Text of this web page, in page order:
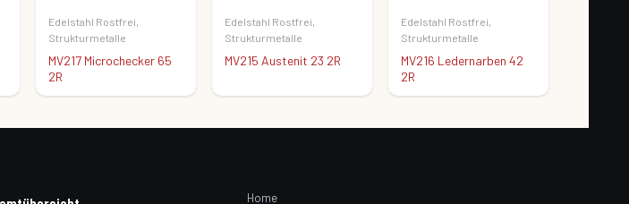
Edelstahl Rostfrei,
Strukturmetalle
MV217 Microchecker 65
2R
Edelstahl Rostfrei,
Strukturmetalle
MV215 Austenit 23 2R
Edelstahl Rostfrei,
Strukturmetalle
MV216 Ledernarben 42
2R
Home